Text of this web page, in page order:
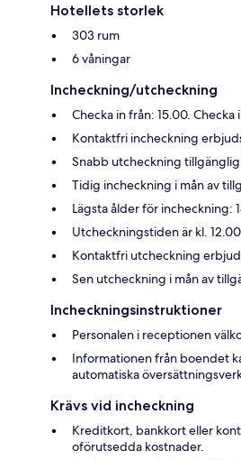
Hotellets storlek
303 rum
6 våningar
Incheckning/utcheckning
Checka in från: 15.00.
Kontaktfri incheckning
Snabb utcheckning tillgänglig
Tidig incheckning i mån av
Lägsta ålder för incheckning:
Utcheckningstiden är kl. 12.00
Kontaktfri utcheckning
Sen utcheckning i mån av
Incheckningsinstruktioner
Personalen i receptionen
Informationen från boendet
automatiska
Krävs vid incheckning
Kreditkort, bankkort eller
oförutsedda kostnader.